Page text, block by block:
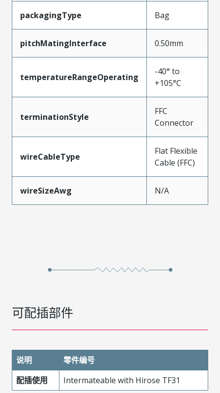
packagingType Bag
pitchMatingInterface 0.50mm
temperatureRangeOperating
-40° to
+105°C
terminationStyle
FFC
Connector
wireCableType
Flat Flexible
Cable (FFC)
wireSizeAwg N/A
可配插部件
说明
零件编号
配插使用
Intermateable with Hirose TF31